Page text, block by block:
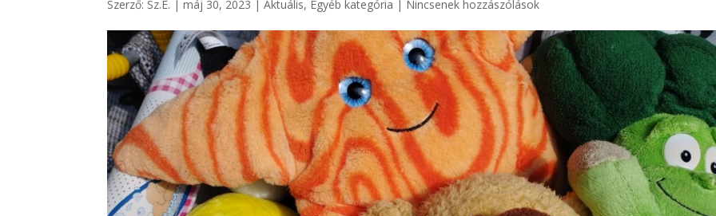
Szerző: Sz.É. |máj 30, 2023 |Aktuális, Egyéb kategória | Nincsenek hozzászólások